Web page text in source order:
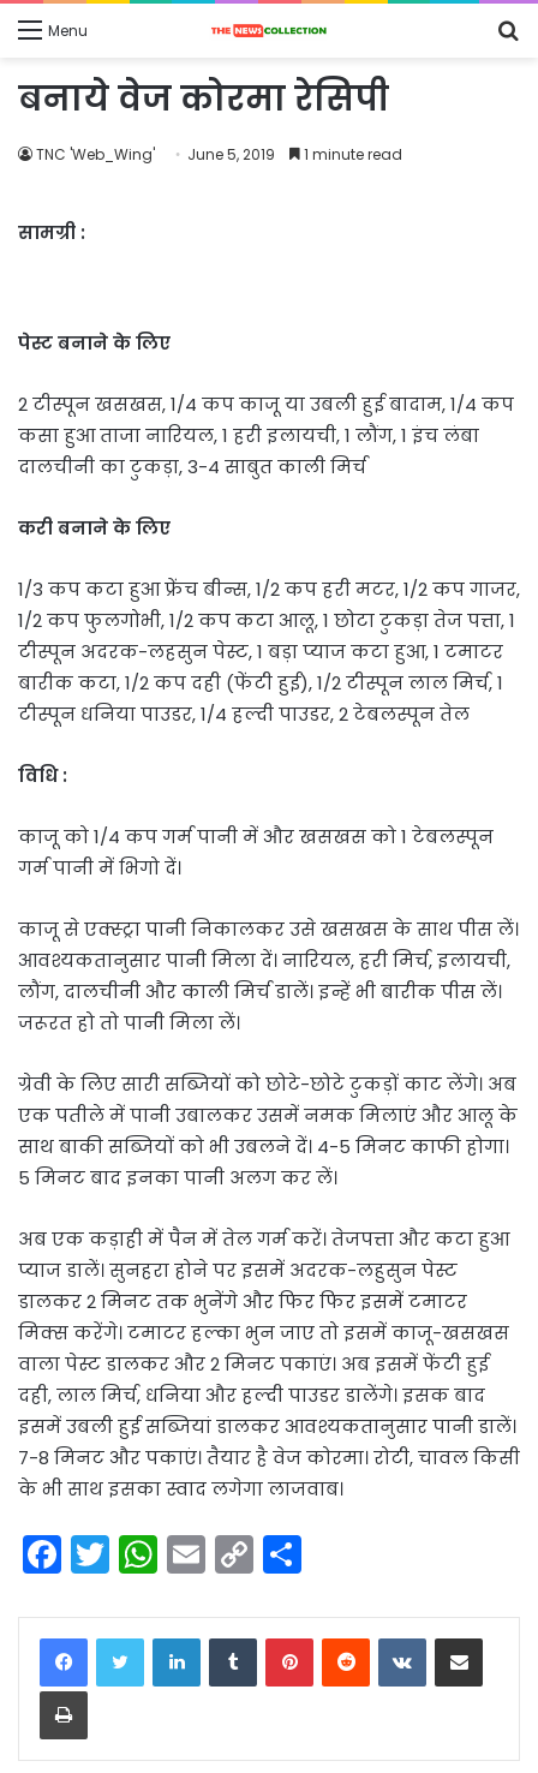
Menu
बनाये वेज कोरमा रेसिपी
TNC 'Web_Wing' June 5, 2019 1 minute read
सामग्री :
पेस्ट बनाने के लिए
2 टीस्पून खसखस, 1/4 कप काजू या उबली हुई बादाम, 1/4 कप
कसा हुआ ताजा नारियल, 1 हरी इलायची, 1 लौंग, 1 इंच लंबा
दालचीनी का टुकड़ा, 3-4 साबुत काली मिर्च
करी बनाने के लिए
1/3 कप कटा हुआ फ्रेंच बीन्स, 1/2 कप हरी मटर, 1/2 कप गाजर,
1/2 कप फुलगोभी, 1/2 कप कटा आलू, 1 छोटा टुकड़ा तेज पत्ता, 1
टीस्पून अदरक-लहसुन पेस्ट, 1 बड़ा प्याज कटा हुआ, 1 टमाटर
बारीक कटा, 1/2 कप दही (फेंटी हुई), 1/2 टीस्पून लाल मिर्च, 1
टीस्पून धनिया पाउडर, 1/4 हल्दी पाउडर, 2 टेबलस्पून तेल
विधि :
काजू को 1/4 कप गर्म पानी में और खसखस को 1 टेबलस्पून
गर्म पानी में भिगो दें।
काजू से एक्स्ट्रा पानी निकालकर उसे खसखस के साथ पीस लें।
आवश्यकतानुसार पानी मिला दें। नारियल, हरी मिर्च, इलायची,
लौंग, दालचीनी और काली मिर्च डालें। इन्हें भी बारीक पीस लें।
जरूरत हो तो पानी मिला लें।
ग्रेवी के लिए सारी सब्जियों को छोटे-छोटे टुकड़ों काट लेंगे। अब
एक पतीले में पानी उबालकर उसमें नमक मिलाएं और आलू के
साथ बाकी सब्जियों को भी उबलने दें। 4-5 मिनट काफी होगा।
5 मिनट बाद इनका पानी अलग कर लें।
अब एक कड़ाही में पैन में तेल गर्म करें। तेजपत्ता और कटा हुआ
प्याज डालें। सुनहरा होने पर इसमें अदरक-लहुसुन पेस्ट
डालकर 2 मिनट तक भुनेंगे और फिर फिर इसमें टमाटर
मिक्स करेंगे। टमाटर हल्का भुन जाए तो इसमें काजू-खसखस
वाला पेस्ट डालकर और 2 मिनट पकाएं। अब इसमें फेंटी हुई
दही, लाल मिर्च, धनिया और हल्दी पाउडर डालेंगे। इसक बाद
इसमें उबली हुई सब्जियां डालकर आवश्यकतानुसार पानी डालें।
7-8 मिनट और पकाएं। तैयार है वेज कोरमा। रोटी, चावल किसी
के भी साथ इसका स्वाद लगेगा लाजवाब।
F
a
c
e
b
o
T
w
itt
er
W
h
a
ts
p
E
m
ai
C
o
p
n
ar
LinkedInTumblrPinterestReddit VKontakteShare via Email
Print